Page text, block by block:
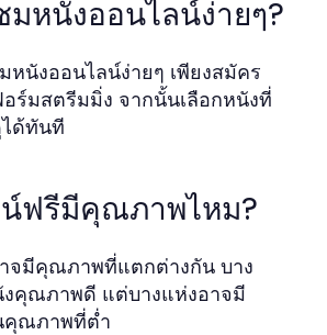
มหนังออนไลน์ง่ายๆ?
นังออนไลน์ง่ายๆ เพียงสมัคร
ร์มสตรีมมิ่ง จากนั้นเลือกหนังที่
ด้ทันที
ฟรีมีคุณภาพไหม?
จมีคุณภาพที่แตกต่างกัน บาง
คุณภาพดี แต่บางแห่งอาจมี
คุณภาพที่ต่ำ